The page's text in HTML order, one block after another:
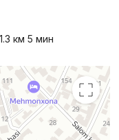
км 5 мин